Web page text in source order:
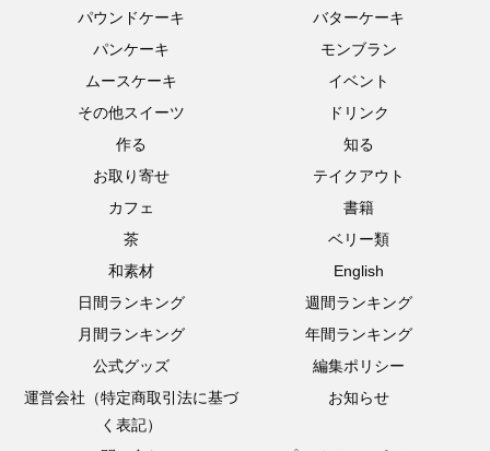
パウンドケーキ
バターケーキ
パンケーキ
モンブラン
ムースケーキ
イベント
その他スイーツ
ドリンク
作る
知る
お取り寄せ
テイクアウト
カフェ
書籍
茶
ベリー類
和素材
English
日間ランキング
週間ランキング
月間ランキング
年間ランキング
公式グッズ
編集ポリシー
運営会社（特定商取引法に基づ
く表記）
お知らせ